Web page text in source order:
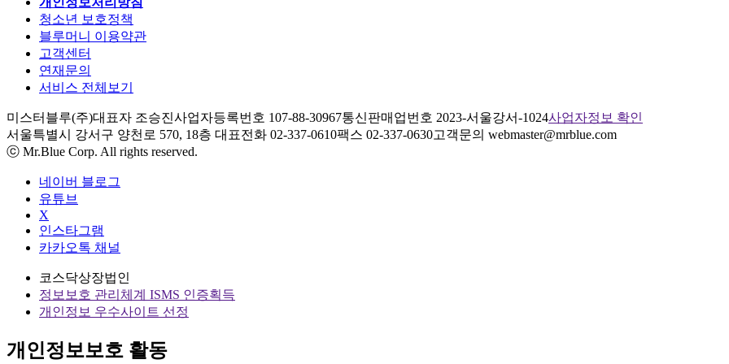
청소년 보호정책
블루머니 이용약관
고객센터
연재문의
서비스 전체보기
미스터블루(주)대표자 조승진사업자등록번호 107-88-30967통신판매업번호 2023-서울강서-1024사업자정보 확인
서울특별시 강서구 양천로 570, 18층 대표전화 02-337-0610팩스 02-337-0630고객문의 webmaster@mrblue.com
ⓒ Mr.Blue Corp. All rights reserved.
네이버 블로그
유튜브
X
인스타그램
카카오톡 채널
코스닥상장법인
정보보호 관리체계 ISMS 인증획득
개인정보 우수사이트 선정
개인정보보호 활동